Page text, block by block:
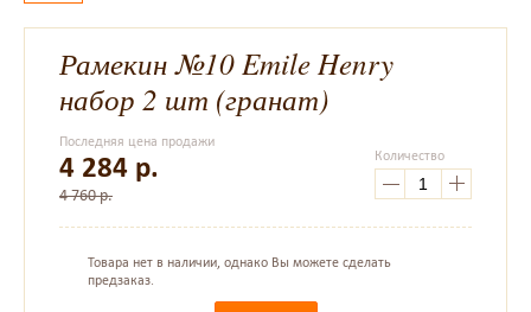
Рамекин №10 Emile Henry
набор 2 шт (гранат)
Последняя цена продажи
4 284 р.
4 760 р.
Количество
Товара нет в наличии, однако Вы можете сделать
предзаказ.